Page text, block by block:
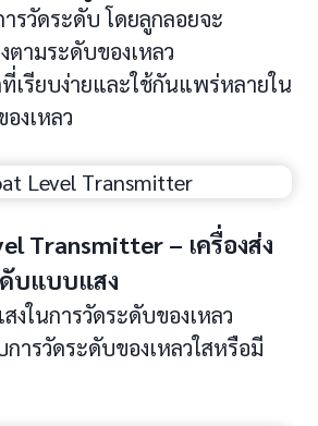
รวัดระดับ โดยลูกลอยจะ
ตามระดับของเหลว
ที่เรียบง่ายและใช้กันแพร่หลายใน
งเหลว
Transmitter – เครื่องส่ง
บแบบแสง
งในการวัดระดับของเหลว
ารวัดระดับของเหลวใสหรือมี